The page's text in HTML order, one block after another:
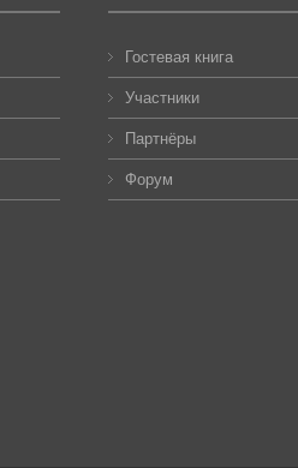
Гостевая книга
Участники
Партнёры
Форум